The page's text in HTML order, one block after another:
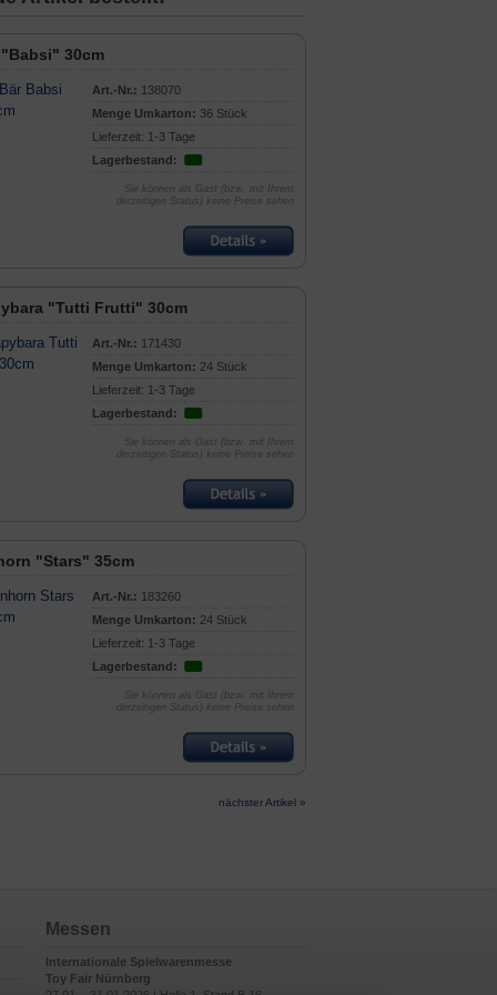
30cm
Art.-Nr.: 138070
Menge Umkarton: 36 Stück
Lieferzeit: 1-3 Tage
Lagerbestand:
Sie können als Gast (bzw. mit Ihrem
derzeitigen Status) keine Preise sehen
"Tutti Frutti" 30cm
Art.-Nr.: 171430
Menge Umkarton: 24 Stück
Lieferzeit: 1-3 Tage
Lagerbestand:
Sie können als Gast (bzw. mit Ihrem
derzeitigen Status) keine Preise sehen
"Stars" 35cm
Art.-Nr.: 183260
Menge Umkarton: 24 Stück
Lieferzeit: 1-3 Tage
Lagerbestand:
Sie können als Gast (bzw. mit Ihrem
derzeitigen Status) keine Preise sehen
nächster Artikel »
Messen
Internationale Spielwarenmesse
Toy Fair Nürnberg